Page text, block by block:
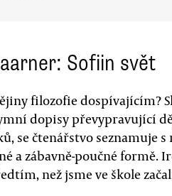
Sofiin svět
filozofie dospívajícím?
dopisy převypravující
se čtenářstvo seznamuje
a zábavně-poučné formě.
než jsme ve škole